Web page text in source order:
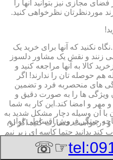
مجازی نیز بتوانید آنها را
موردنظرتان نظرخواهی کنید.
نکنید که آنها برای خرید یک
زنند و نقش یک مشاور دلسوز
کالا به آنها مراجعه کنید و
هم حوصله تان را ندارند! اگر
های منحصربه فرد و تضمین
ویژگی ها را به صورت دقیق و
مهر و امضا کند.این کار به شما
با آن وسیله دچار مشکل شدید به
و درخواست خسارت کنید.اگر او
بدانید حتما کاسه ای زیر نیم
خرید سمساری لوازم خانگی
شما بسیار تعیین کننده باشد.
چیتگر,فروش اقساطی لوازم
☞☏